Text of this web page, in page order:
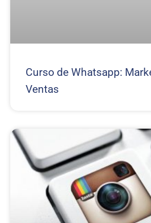
Curso de Whatsapp:
Ventas